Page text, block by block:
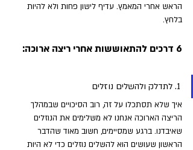
הראש אחרי המאמץ. עדיף לישון פחות ולא להיות
בלחץ.
6 דרכים להתאוששות אחרי ריצה ארוכה:
1. לתדלק ולהשלים נוזלים
איך שלא תסתכלו על זה, רוב הסיכויים שבמהלך
הריצה הארוכה אנחנו לא משלימים את הנוזלים
שאיבדנו. ברגע שמסיימים, חשוב מאוד שהדבר
הראשון שעושים הוא להשלים נוזלים כדי לא היות